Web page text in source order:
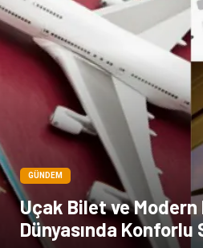
GÜNDEM
Uçak Bilet ve Modern
Dünyasında